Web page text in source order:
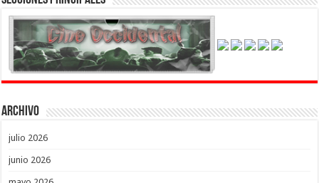
Archivo
julio 2026
junio 2026